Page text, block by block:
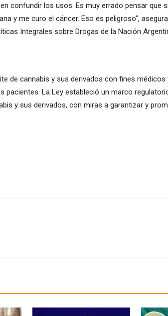
confundir los usos. Es muy errado pensar que
y me curo el cáncer. Eso es peligroso”,
Integrales sobre Drogas de la Nación
de cannabis y sus derivados con fines médicos
La Ley estableció un marco
y sus derivados, con miras a garantizar y